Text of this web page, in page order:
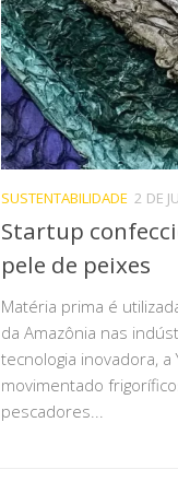
SUSTENTABILIDADE 2 DE
Startup
pele de peixes
Matéria prima é
da Amazônia nas
tecnologia inovadora,
movimentado
pescadores...